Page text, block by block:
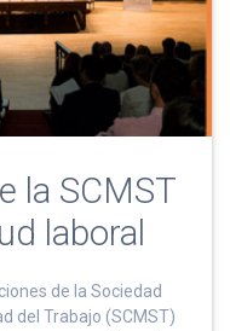
la SCMST
laboral
de la Sociedad
del Trabajo (SCMST)